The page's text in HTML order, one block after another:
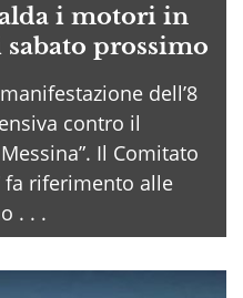
i motori in
prossimo
dell’8
contro il
Il Comitato
fa riferimento alle
. . .